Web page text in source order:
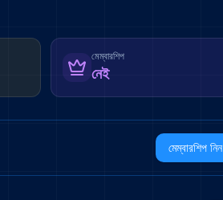
মেম্বারশিপ
নেই
মেম্বারশিপ নিন